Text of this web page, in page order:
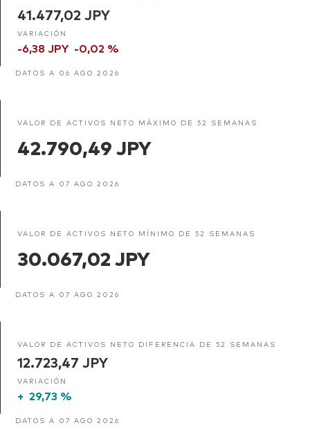
41.477,02 JPY
VARIACIÓN
-6,38 JPY -0,02 %
DATOS A 06 AGO 2026
VALOR DE ACTIVOS NETO MÁXIMO DE 52 SEMANAS
42.790,49 JPY
DATOS A 07 AGO 2026
VALOR DE ACTIVOS NETO MÍNIMO DE 52 SEMANAS
30.067,02 JPY
DATOS A 07 AGO 2026
VALOR DE ACTIVOS NETO DIFERENCIA DE 52 SEMANAS
12.723,47 JPY
VARIACIÓN
+ 29,73 %
DATOS A 07 AGO 2026